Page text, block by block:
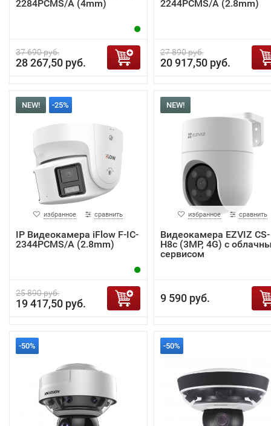
2284PCMS/A (4mm)
37 690 руб.
28 267,50 руб.
2244PCMS/A (2.8mm)
27 890 руб.
20 917,50 руб.
NEW! -25%
избранное сравнить
IP Видеокамера iFlow F-IC-
2344PCMS/A (2.8mm)
25 890 руб.
19 417,50 руб.
NEW!
избранное сравнить
Видеокамера EZVIZ CS-
H8c (3MP, 4G) с
сервисом
9 590 руб.
-50% -50%